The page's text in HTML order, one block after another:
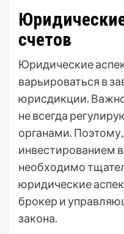
счетов
Юридические
варьироваться в
юрисдикции.
не всегда
органами.
инвестированием
необходимо
юридические
брокер и
закона.